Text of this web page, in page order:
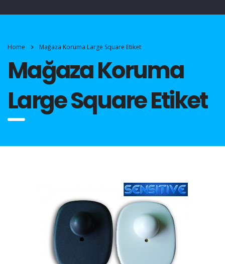
Home Mağaza Koruma Large Square Etiket
Mağaza Koruma
Large Square Etiket